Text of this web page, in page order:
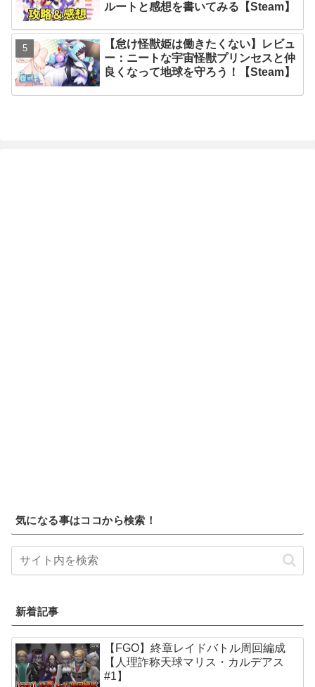
ルートと感想を書いてみる【Steam】
【怠け怪獣姫は働きたくない】レビュ
ー：ニートな宇宙怪獣プリンセスと仲
良くなって地球を守ろう！【Steam】
気になる事はココから検索！
新着記事
【FGO】終章レイドバトル周回編成
【人理詐称天球マリス・カルデアス
#1】